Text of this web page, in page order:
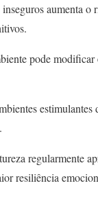
aumenta o
.
pode modificar
estimulantes
regularmente
resiliência